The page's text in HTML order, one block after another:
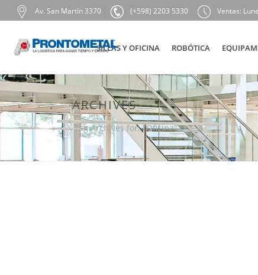
Av. San Martín 3370 (+598) 2203 5330 Ventas:
SILLAS Y OFICINA ROBÓTICA
ARCHIVES
Tag Archives for: "Oficina"